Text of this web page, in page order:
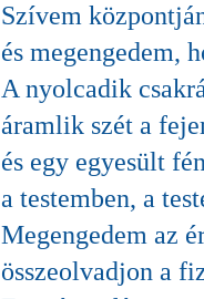
Szívem
és megengedem,
A nyolcadik
áramlik szét a
és egy egyesült
a testemben, a
Megengedem az
összeolvadjon a